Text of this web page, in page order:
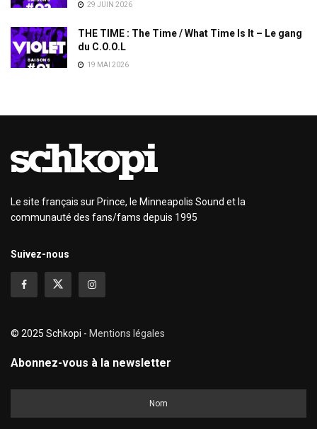
29 JUIN 2026
THE TIME : The Time / What Time Is It – Le gang
du C.O.O.L
19 MAI 2026
Le site français sur Prince, le Minneapolis Sound et la
communauté des fans/fams depuis 1995
Suivez-nous
© 2025 Schkopi - Mentions légales
Abonnez-vous à la newsletter